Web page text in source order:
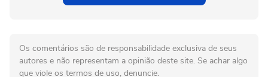
Os comentários são de responsabilidade exclusiva de seus
autores e não representam a opinião deste site. Se achar algo
que viole os termos de uso, denuncie.